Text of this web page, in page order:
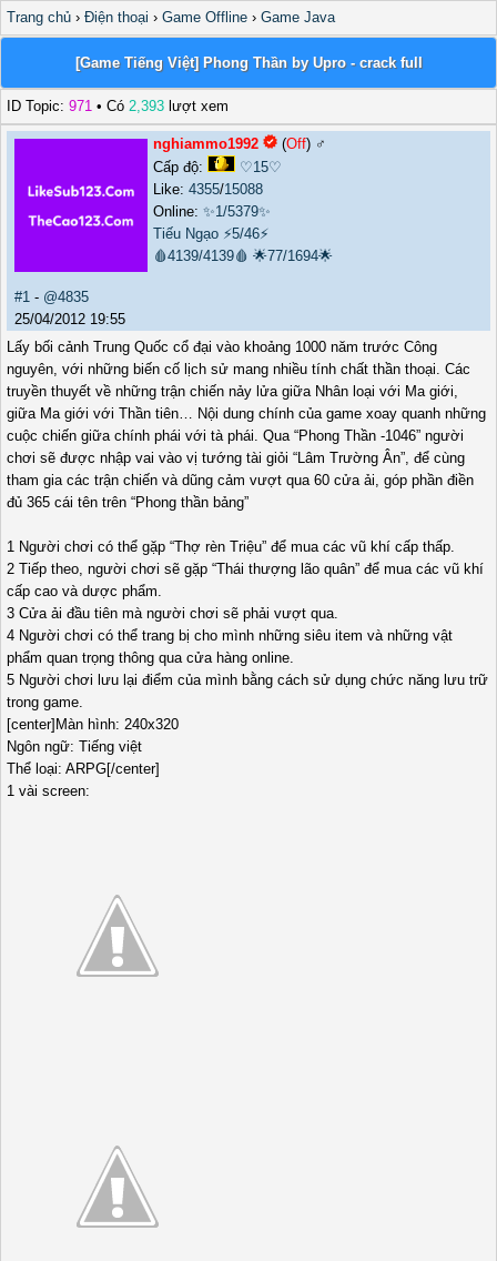
Trang chủ › Điện thoại › Game Offline › Game Java
[Game Tiếng Việt] Phong Thần by Upro - crack full
ID Topic: 971 • Có 2,393 lượt xem
nghiammo1992 (Off) ♂️
Cấp độ:
♡15♡
Like: 4355/15088
Online: ✨1/5379✨
Tiếu Ngạo ⚡5/46⚡
🩸4139/4139🩸 🌟77/1694🌟
#1 - @4835
25/04/2012 19:55
Lấy bối cảnh Trung Quốc cổ đại vào khoảng 1000 năm trước Công
nguyên, với những biến cố lịch sử mang nhiều tính chất thần thoại. Các
truyền thuyết về những trận chiến nảy lửa giữa Nhân loại với Ma giới,
giữa Ma giới với Thần tiên… Nội dung chính của game xoay quanh những
cuộc chiến giữa chính phái với tà phái. Qua “Phong Thần -1046” người
chơi sẽ được nhập vai vào vị tướng tài giỏi “Lâm Trường Ân”, để cùng
tham gia các trận chiến và dũng cảm vượt qua 60 cửa ải, góp phần điền
đủ 365 cái tên trên “Phong thần bảng”
1 Người chơi có thể gặp “Thợ rèn Triệu” để mua các vũ khí cấp thấp.
2 Tiếp theo, người chơi sẽ gặp “Thái thượng lão quân” để mua các vũ khí
cấp cao và dược phẩm.
3 Cửa ải đầu tiên mà người chơi sẽ phải vượt qua.
4 Người chơi có thể trang bị cho mình những siêu item và những vật
phẩm quan trọng thông qua cửa hàng online.
5 Người chơi lưu lại điểm của mình bằng cách sử dụng chức năng lưu trữ
trong game.
[center]Màn hình: 240x320
Ngôn ngữ: Tiếng việt
Thể loại: ARPG[/center]
1 vài screen: